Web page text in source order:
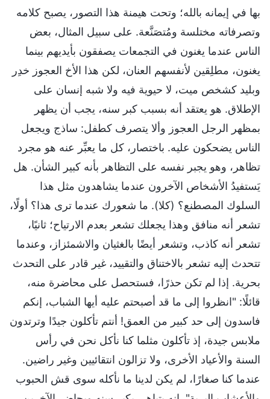
بها في إيمانه بالله؛ وتحت هيمنة هذا التصور، يصبح كلامه
وتصرفاته مختلسة ومُتصَنَّعة. على سبيل المثال، بعض
الناس عندما يغنون في التجمعات يصفقون بأيديهم بينما
يغنون، مطلِقين لأنفسهم العنان، لكن هذا الأخ العجوز خدِر
وبليد كشخص ميت، لا حيوية فيه ولا شبه إنسان على
الإطلاق. هو يعتقد أنه بسبب كبر سنه، يجب أن يظهر
بمظهر الرجل العجوز وألا يتصرف كطفل: ساذج ويجعل
الناس يضحكون عليه. باختصار، كل ما يعبِّر عنه هو مجرد
تظاهر، وهو يجبر نفسه على التظاهر بأنه كبير الشأن. هل
يَستفيدُ الأشخاص الآخرون عندما يشاهدون مثل هذا
السلوك المصطنع؟ (كلا). ما شعورك عندما ترى هذا؟ أولًا،
تشعر أنه منافق وهذا يجعلك تشعر بعدم الارتياح؛ ثانيًا،
تشعر أنه كاذب، وتشعر أيضًا بالغثيان والاشمئزاز، وعندما
تتحدث إليه تشعر بالاختناق والتقييد، غير قادر على التحدث
بحرية. إذا لم تكن حذرًا، فستحصل على محاضرة منه،
قائلًا: "انظروا إلى ما قد أصبحتم عليه أيها الشباب، إنكم
فاسدون إلى حد كبير من العمق! أنتم تأكلون جيدًا وترتدون
ملابس جيدة، إذ تأكلون مثلما كنا نأكل نحن في رأس
السنة والأعياد الأخرى، ولا تزالون انتقائيين وغير راضين.
عندما كنا صغارًا، لم يكن لدينا ما نأكله سوى قش الحبوب